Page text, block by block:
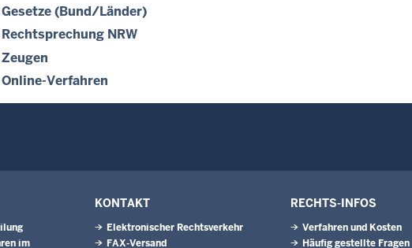
Gesetze (Bund/Länder)
Rechtsprechung NRW
Zeugen
Online-Verfahren
im
KONTAKT
Elektronischer Rechtsverkehr
FAX-Versand
RECHTS-INFOS
Verfahren und Kosten
Häufig gestellte Fragen